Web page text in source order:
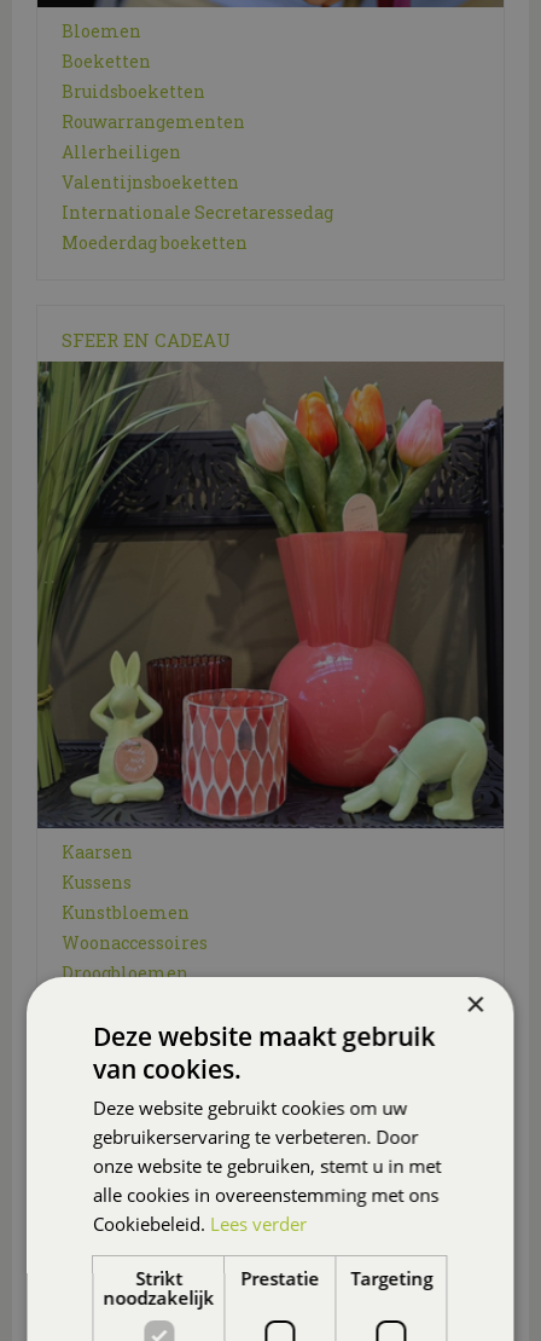
Bloemen
Boeketten
Bruidsboeketten
Rouwarrangementen
Allerheiligen
Valentijnsboeketten
Internationale Secretaressedag
Moederdag boeketten
SFEER EN CADEAU
Kaarsen
Kussens
Kunstbloemen
Woonaccessoires
Droogbloemen
BLOEMPOTTEN
×
Deze website maakt gebruik
van cookies.
Deze website gebruikt cookies om uw
gebruikerservaring te verbeteren. Door
onze website te gebruiken, stemt u in met
alle cookies in overeenstemming met ons
Cookiebeleid. Lees verder
Strikt
noodzakelijk
Prestatie Targeting